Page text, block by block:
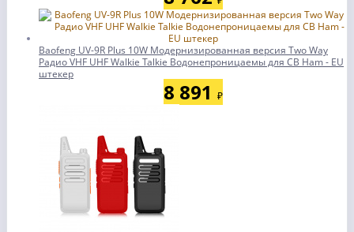
Baofeng UV-9R Plus 10W Модернизированная версия Two Way
Радио VHF UHF Walkie Talkie Водонепроницаемы для CB Ham - EU
штекер
8 891 ₽